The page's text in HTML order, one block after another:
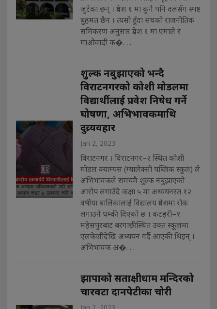
जुटेका छन् । प्रदेश १ मा कुनै पनि दलसँग स्पष्ट
बुहमत छैन । त्यसो हुँदा संघको राजनीतिक
समिकरण अनुसार प्रदेश १ मा एमाले र
माओवादी क�. . .
शुल्क नबुझाएको भन्दै
विराटनगरको कोशी मोडलमा
विद्यार्थीलाई प्रवेश निषेध गर्ने
घोषणा, अभिभावकमाथि
दुव्र्यवहार
Jan 2, 2023
विराटनगर । विराटनगर–२ स्थित कोशी
मोडल क्याम्पस (ग्यालेक्सी पब्लिक स्कुल) ले
अभिभावकले समयमै शुल्क नबुझाएको
आरोप लगाउँदै कक्षा ५ मा अध्ययनरत १२
वर्षीया बालिकालाई विद्यालय प्रवेशमा रोक
लगाउने धम्की दिएको छ । कटहरी–१
महेसपुरबाट बरगाछीस्थित उक्त स्कूलमा
एलकेजीदेखि अध्ययन गर्दै आएकी थिइन् ।
अभिभावक अ�. . .
झापाको सताक्षीधाम मन्दिरको
चारवटा दानपेटीका चोरी